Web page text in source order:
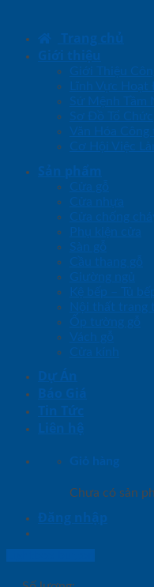
Trang chủ
Giới thiệu
Giới Thiệu
Lĩnh Vực Hoạt
Sứ Mệnh Tầm
Sơ Đồ Tổ Chức
Văn Hóa Công
Cơ Hội Việc
Sản phẩm
Cửa gỗ
Cửa nhựa
Cửa chống
Phụ kiện cửa
Sàn gỗ
Cầu thang gỗ
Giường ngủ
Kệ bếp – Tủ
Nội thất trang
Ốp tường gỗ
Vách gỗ
Cửa kính
Dự Án
Báo Giá
Tin Tức
Liên hệ
Giỏ hàng
Chưa có sản
Đăng nhập